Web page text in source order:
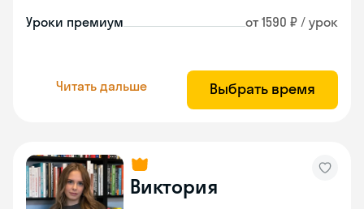
Уроки премиум от 1590 ₽ / урок
Читать дальше Выбрать время
Виктория